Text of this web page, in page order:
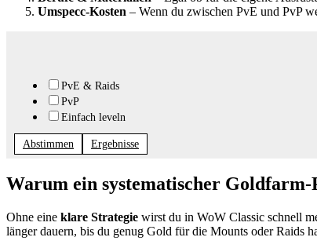
Umspecc-Kosten – Wenn du zwischen PvE und PvP
PvE & Raids
PvP
Einfach leveln
Abstimmen Ergebnisse
Warum ein systematischer
Ohne eine klare Strategie wirst du in WoW Classic schnell
länger dauern, bis du genug Gold für die Mounts oder Raids